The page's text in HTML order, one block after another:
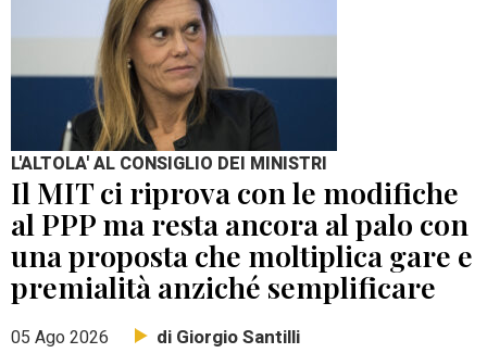
L'ALTOLA' AL CONSIGLIO DEI MINISTRI
Il MIT ci riprova con le modifiche
al PPP ma resta ancora al palo con
una proposta che moltiplica gare e
premialità anziché semplificare
05 Ago 2026 di Giorgio Santilli